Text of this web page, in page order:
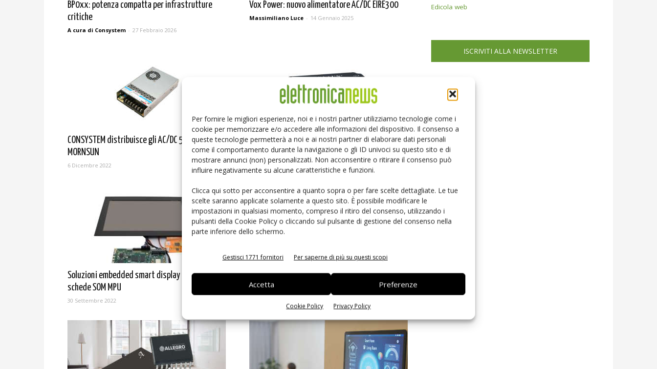
Per fornire le migliori esperienze, noi e i nostri partner utilizziamo tecnologie come i
cookie per memorizzare e/o accedere alle informazioni del dispositivo. Il consenso a
queste tecnologie permetterà a noi e ai nostri partner di elaborare dati personali
come il comportamento durante la navigazione o gli ID univoci su questo sito e di
mostrare annunci (non) personalizzati. Non acconsentire o ritirare il consenso può
influire negativamente su alcune caratteristiche e funzioni.
Clicca qui sotto per acconsentire a quanto sopra o per fare scelte dettagliate. Le tue
scelte saranno applicate solamente a questo sito. È possibile modificare le
impostazioni in qualsiasi momento, compreso il ritiro del consenso, utilizzando i
pulsanti della Cookie Policy o cliccando sul pulsante di gestione del consenso nella
parte inferiore dello schermo.
Gestisci 1771 fornitori Per saperne di più su questi scopi
Accetta Preferenze
Cookie Policy Privacy Policy
BP0xx: potenza compatta per infrastrutture
critiche
A cura di Consystem - 27 Febbraio 2026
Vox Power: nuovo alimentatore AC/DC EIRE300
Massimiliano Luce - 14 Gennaio 2025
CONSYSTEM distribuisce gli AC/DC 500 W di
MORNSUN
6 Dicembre 2022
Mornsun: Power Supply e fotovoltaico
10 Ottobre 2022
Soluzioni embedded smart display integrate con
schede SOM MPU
30 Settembre 2022
Il Power Supply per il 5G: le proposte di
CONSYSTEM
Edicola web
ISCRIVITI ALLA NEWSLETTER